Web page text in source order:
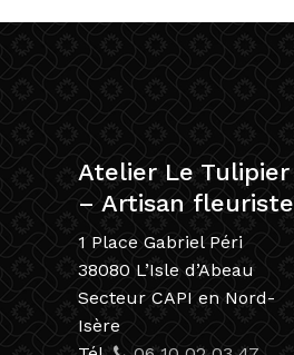
Atelier Le Tulipier
– Artisan fleuriste
1 Place Gabriel Péri
38080 L’Isle d’Abeau
Secteur CAPI en Nord-
Isère